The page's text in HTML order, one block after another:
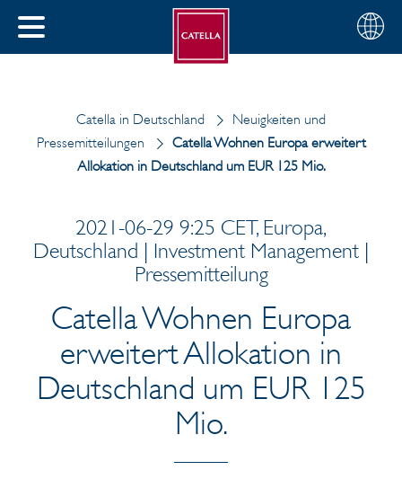
SCHLIESSEN
Wählen
Sie
Deutsch
Catella in Deutschland
Neuigkeiten und
Pressemitteilungen
Catella Wohnen Europa erweitert
Allokation in Deutschland um EUR 125 Mio.
2021-06-29 9:25 CET, Europa,
Deutschland | Investment Management |
Pressemitteilung
Catella Wohnen Europa
erweitert Allokation in
Deutschland um EUR 125
Mio.